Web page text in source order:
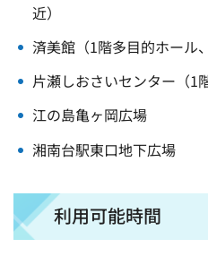
近）
済美館（1階多目的ホール
片瀬しおさいセンター（1
江の島亀ヶ岡広場
湘南台駅東口地下広場
利用可能時間